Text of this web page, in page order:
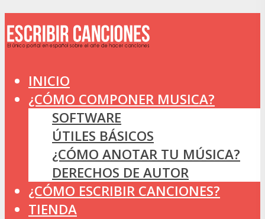
INICIO
¿CÓMO COMPONER MUSICA?
SOFTWARE
ÚTILES BÁSICOS
¿CÓMO ANOTAR TU MÚSICA?
DERECHOS DE AUTOR
¿CÓMO ESCRIBIR CANCIONES?
TIENDA